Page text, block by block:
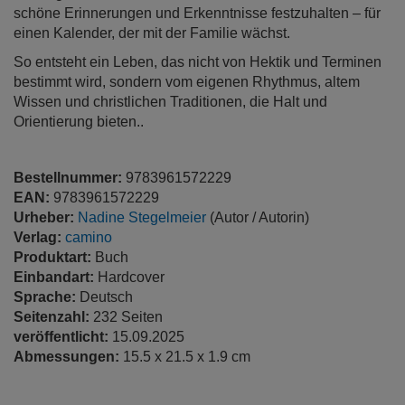
schöne Erinnerungen und Erkenntnisse festzuhalten – für
einen Kalender, der mit der Familie wächst.
So entsteht ein Leben, das nicht von Hektik und Terminen
bestimmt wird, sondern vom eigenen Rhythmus, altem
Wissen und christlichen Traditionen, die Halt und
Orientierung bieten..
Bestellnummer: 9783961572229
EAN: 9783961572229
Urheber: Nadine Stegelmeier (Autor / Autorin)
Verlag: camino
Produktart: Buch
Einbandart: Hardcover
Sprache: Deutsch
Seitenzahl: 232 Seiten
veröffentlicht: 15.09.2025
Abmessungen: 15.5 x 21.5 x 1.9 cm